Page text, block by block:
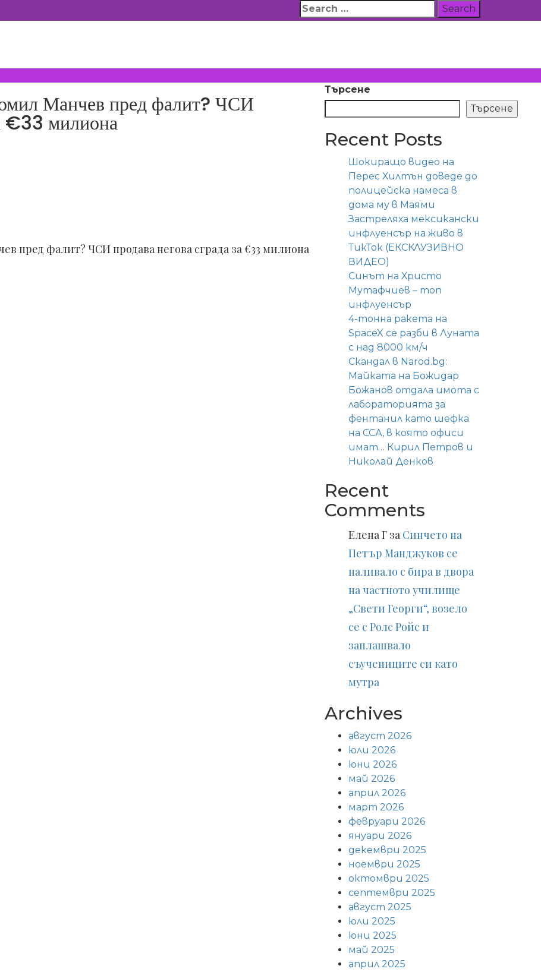
Search
for:
Манчев пред фалит? ЧСИ
€33 милиона
пред фалит? ЧСИ продава негова сграда за €33 милиона
Търсене
Търсене
Recent Posts
Шокиращо видео на
Перес Хилтън доведе до
полицейска намеса в
дома му в Маями
Застреляха мексикански
инфлуенсър на живо в
ТикТок (ЕКСКЛУЗИВНО
ВИДЕО)
Синът на Христо
Мутафчиев – топ
инфлуенсър
4-тонна ракета на
SpaceX се разби в Луната
с над 8000 км/ч
Скандал в Narod.bg:
Майката на Божидар
Божанов отдала имота с
лабораторията за
фентанил като шефка
на ССА, в която офиси
имат… Кирил Петров и
Николай Денков
Recent
Comments
Елена Гза Синчето на
Петър Манджуков се
наливало с бира в двора
на частното училище
„Свети Георги“, возело
се с Ролс Ройс и
заплашвало
съучениците си като
мутра
Archives
август 2026
юли 2026
юни 2026
май 2026
април 2026
март 2026
февруари 2026
януари 2026
декември 2025
ноември 2025
октомври 2025
септември 2025
август 2025
юли 2025
юни 2025
май 2025
април 2025